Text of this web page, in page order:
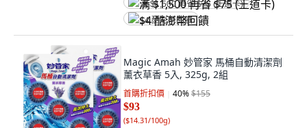
满 $1,500 再省 $75 (王道卡)
$4 酷澎幣回饋
Magic Amah 妙管家 馬桶自動清潔劑
薰衣草香 5入, 325g, 2組
首購折扣價 40%$155
$93
($14.31/100g)